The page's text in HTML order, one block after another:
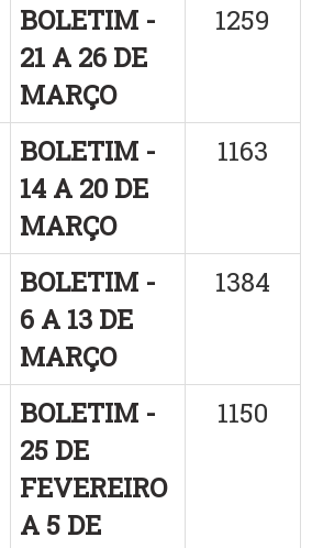
BOLETIM -
21 A 26 DE
MARÇO
1259
BOLETIM -
14 A 20 DE
MARÇO
1163
BOLETIM -
6 A 13 DE
MARÇO
1384
BOLETIM -
25 DE
FEVEREIRO
A 5 DE
1150